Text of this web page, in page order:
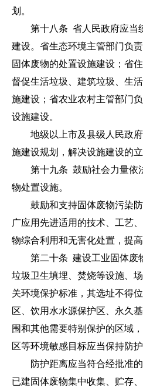
划。
第十八条 省人民政府应当
建设。省生态环境主管部门负
固体废物的处置设施建设；省
督促生活垃圾、建筑垃圾、生
施建设；省农业农村主管部门
设施建设。
地级以上市及县级人民政
施建设规划，解决设施建设的
第十九条 鼓励社会力量依
物处置设施。
鼓励和支持固体废物污染
广应用先进适用的技术、工艺
物综合利用和无害化处置，提
第二十条 建设工业固体废
垃圾卫生填埋、焚烧等设施、
关环境保护标准，其选址不得
区、饮用水水源保护区、永久
围和其他需要特别保护的区域
区等环境敏感目标应当保持防护
防护距离应当符合经批准
已建固体废物集中收集、贮存